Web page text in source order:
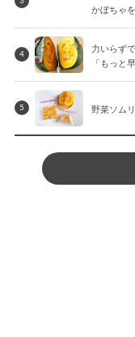
かぼちゃ
4
力いらず
「もっと
5 野菜ソム